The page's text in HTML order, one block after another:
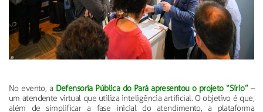
No evento, a Defensoria Pública do Pará apresentou o projeto “Sírio”–
um atendente virtual que utiliza inteligência artificial. O objetivo é que,
além de simplificar a fase inicial do atendimento, a plataforma